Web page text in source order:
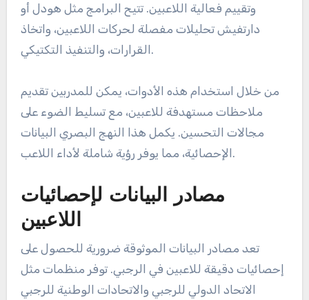
وتقييم فعالية اللاعبين. تتيح البرامج مثل هودل أو
دارتفيش تحليلات مفصلة لحركات اللاعبين، واتخاذ
القرارات، والتنفيذ التكتيكي.
من خلال استخدام هذه الأدوات، يمكن للمدربين تقديم
ملاحظات مستهدفة للاعبين، مع تسليط الضوء على
مجالات التحسين. يكمل هذا النهج البصري البيانات
الإحصائية، مما يوفر رؤية شاملة لأداء اللاعب.
مصادر البيانات لإحصائيات
اللاعبين
تعد مصادر البيانات الموثوقة ضرورية للحصول على
إحصائيات دقيقة للاعبين في الرجبي. توفر منظمات مثل
الاتحاد الدولي للرجبي والاتحادات الوطنية للرجبي